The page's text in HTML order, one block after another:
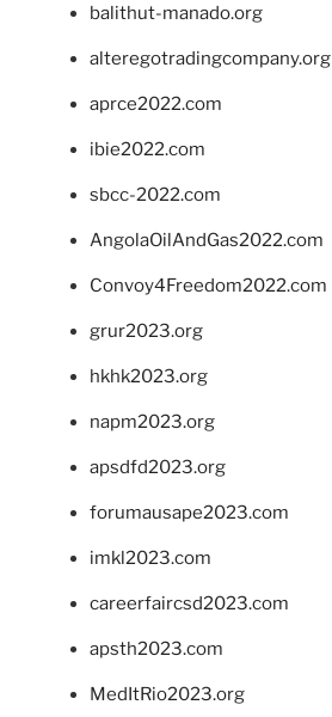
balithut-manado.org
alteregotradingcompany.org
aprce2022.com
ibie2022.com
sbcc-2022.com
AngolaOilAndGas2022.com
Convoy4Freedom2022.com
grur2023.org
hkhk2023.org
napm2023.org
apsdfd2023.org
forumausape2023.com
imkl2023.com
careerfaircsd2023.com
apsth2023.com
MedItRio2023.org